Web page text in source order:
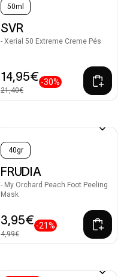
50ml
SVR
- Xerial 50 Extreme Creme Pés
14,95€
21,40€
-30%
40gr
FRUDIA
- My Orchard Peach Foot Peeling
Mask
3,95€
4,99€
-21%